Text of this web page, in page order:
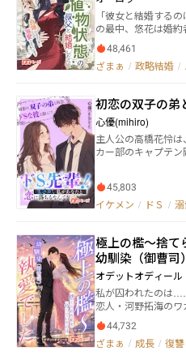
は焦り始めた。 だ
「彼女と結婚する
の最中、悠花は婚約
伊尾羽衣を抱き寄
しまう。 長年捧げ
た。 泣きわめく代わりに、悠花は壇上へと歩み出た。
主の桐山直紀。 だが彼は現在、事故によって意識不明
のまま眠り続ける“植物状
を正気ではないと
うなものだと。 けれど誰も知らない。 結婚後、屋敷で
直紀の世話をしてい
く染まったことを。
紀は、本当は眠ってなどいない
気づき、悠花のも
んだ」 そんな言葉
が愛しているのは
う？」 「じゃ、植物状態の男と一生を過ごすつもり
か？ 俺のほうが幸
愛を口にしながら他
がある日――。 眠っ
悠花は、ついに彼を追い詰め
ないな」 そう呟い
んだ。 「これから
あっても、俺が守る」 眠る当主と契約結婚した
48,461
ざまぁ / 政略結婚 /
初恋の双子の弟
心優(mihiro)
主人公の高橋花怜
カー部のキャプテン
敵な彼女さんが居て
も出来ないまま片思いで
たが所詮先輩とは
た。 そして、花怜は大学を卒業し、人材派遣会社 初
愛に就職した。 な
いる！ と思うイケ
弟ドS優星先輩だと
桐生に苗字が変わ
った。 ２人は、一
くり見ないと見分け
は高校生以来、苗字
45,803
イケメン / ドＳ /
極上の檻～捨て
幼馴染（御曹司
オデットオディール
私が囚われたのは……極上の
恋人・河野拓海のワ
向かった花總 楓（はな
ていたのは恋人であ
だった……。 空港に到着した途端、待ち構えていた里
44,732
ざまぁ / 成長 / 復讐